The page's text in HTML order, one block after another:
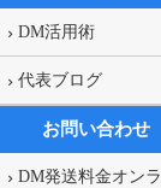
DM活用術
代表ブログ
お問い合わせ
DM発送料金オン